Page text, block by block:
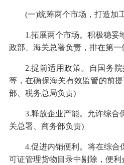
(一)统筹两个市场，打造加
1.拓展两个市场。积极稳妥
政部、海关总署负责，排在第
2.提前适用政策。自国务
等，在确保海关有效监管的前
部、税务总局负责)
3.释放企业产能。允许综合
关总署、商务部负责)
4.促进内销便利。将在综
可证管理货物目录中剔除，便